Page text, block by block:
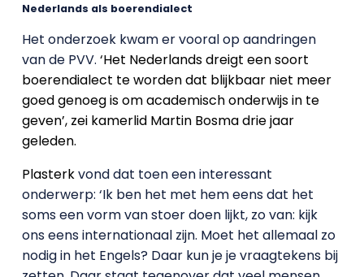
Nederlands als boerendialect
Het onderzoek kwam er vooral op aandringen
van de PVV. ‘Het Nederlands dreigt een soort
boerendialect te worden dat blijkbaar niet meer
goed genoeg is om academisch onderwijs in te
geven’, zei kamerlid Martin Bosma drie jaar
geleden.
Plasterkvond dat toen een interessant
onderwerp: ‘Ik ben het met hem eens dat het
soms een vorm van stoer doen lijkt, zo van: kijk
ons eens internationaal zijn. Moet het allemaal zo
nodig in het Engels? Daar kun je je vraagtekens bij